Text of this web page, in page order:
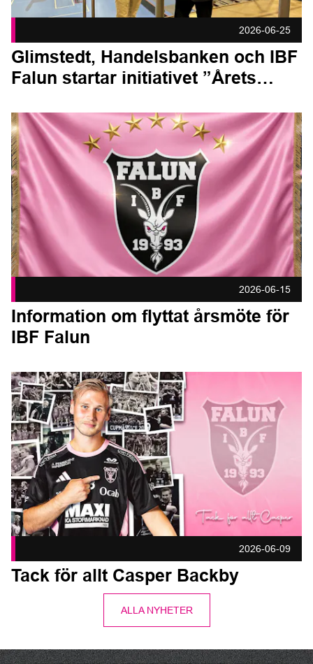
2026-06-25
Glimstedt, Handelsbanken och IBF
Falun startar initiativet ”Årets
Information om flyttat årsmöte för IBF Falun Publicerad
2026-06-15
Information om flyttat årsmöte för
IBF Falun
Tack för allt Casper Backby Publicerad 2026-06-09
2026-06-09
Tack för allt Casper Backby
ALLA NYHETER